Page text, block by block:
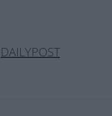
DAILYPOST